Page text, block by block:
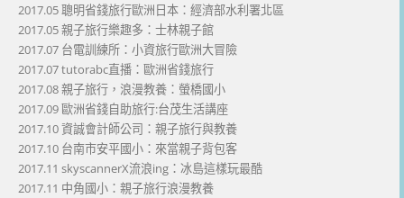
2017.05 聰明省錢旅行歐洲日本：經濟部水利署北區
2017.05 親子旅行樂趣多：士林親子館
2017.07 台電訓練所：小資旅行歐洲大冒險
2017.07 tutorabc直播：歐洲省錢旅行
2017.08 親子旅行，浪漫教養：螢橋國小
2017.09 歐洲省錢自助旅行:台茂生活講座
2017.10 資誠會計師公司：親子旅行與教養
2017.10 台南市安平國小：來當親子背包客
2017.11 skyscannerX流浪ing：冰島這樣玩最酷
2017.11 中角國小：親子旅行浪漫教養